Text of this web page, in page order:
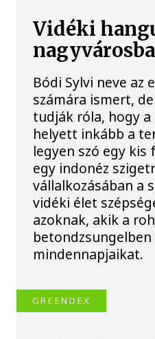
Vidéki
Bódi Sylvi neve az
számára ismert,
tudják róla, hogy a
helyett inkább a
legyen szó egy kis
egy indonéz
vállalkozásában a
vidéki élet
azoknak, akik a
mindennapjaikat.
GREENDEX